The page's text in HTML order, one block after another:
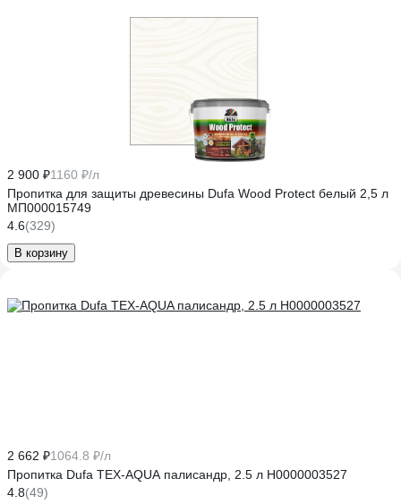
2 900 ₽1160 ₽/л
Пропитка для защиты древесины Dufa Wood Protect белый 2,5 л
МП000015749
4.6(329)
В корзину
2 662 ₽1064.8 ₽/л
Пропитка Dufa TEX-AQUA палисандр, 2.5 л Н0000003527
4.8(49)